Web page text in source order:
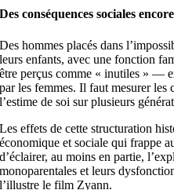
Des conséquences sociales
Des hommes placés dans
leurs enfants, avec une fonction
être perçus comme « inutiles » —
par les femmes. Il faut mesurer les
l’estime de soi sur plusieurs
Les effets de cette structuration
économique et sociale qui frappe
d’éclairer, au moins en partie,
monoparentales et leurs
l’illustre le film Zyann.